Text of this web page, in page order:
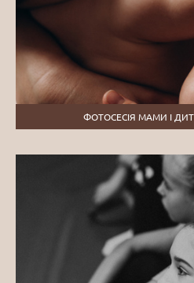
ФОТОСЕСІЯ МАМИ І